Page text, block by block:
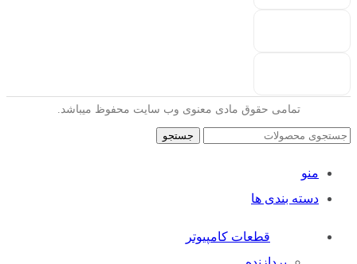
تمامی حقوق مادی معنوی وب سایت محفوظ میباشد.
جستجو
منو
دسته بندی ها
قطعات کامپیوتر